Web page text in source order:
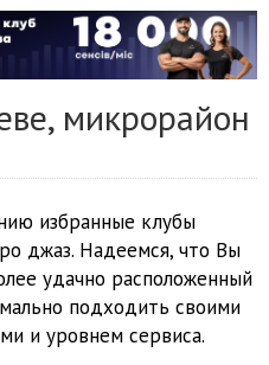
микрорайон
избранные клубы
джаз. Надеемся, что Вы
удачно расположенный
подходить своими
и уровнем сервиса.